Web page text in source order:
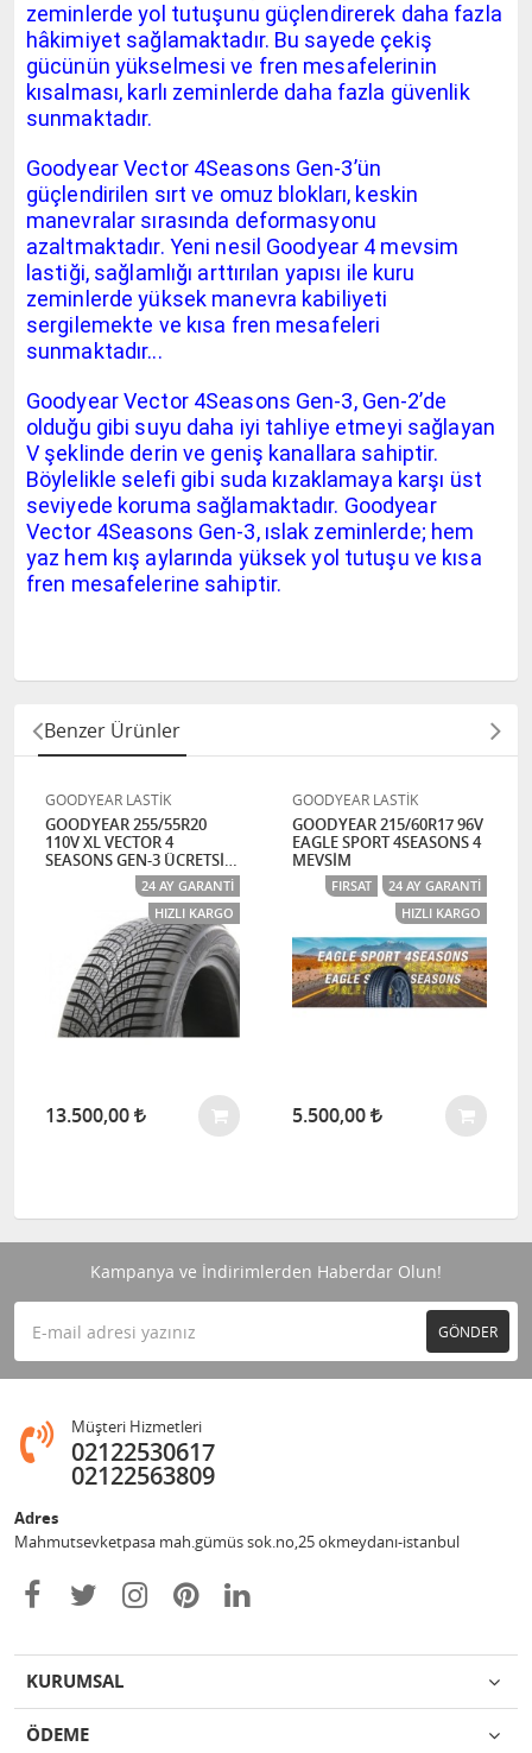
zeminlerde yol tutuşunu güçlendirerek daha fazla
hâkimiyet sağlamaktadır. Bu sayede çekiş
gücünün yükselmesi ve fren mesafelerinin
kısalması, karlı zeminlerde daha fazla güvenlik
sunmaktadır.
Goodyear Vector 4Seasons Gen-3’ün
güçlendirilen sırt ve omuz blokları, keskin
manevralar sırasında deformasyonu
azaltmaktadır. Yeni nesil Goodyear 4 mevsim
lastiği, sağlamlığı arttırılan yapısı ile kuru
zeminlerde yüksek manevra kabiliyeti
sergilemekte ve kısa fren mesafeleri
sunmaktadır...
Goodyear Vector 4Seasons Gen-3, Gen-2’de
olduğu gibi suyu daha iyi tahliye etmeyi sağlayan
V şeklinde derin ve geniş kanallara sahiptir.
Böylelikle selefi gibi suda kızaklamaya karşı üst
seviyede koruma sağlamaktadır. Goodyear
Vector 4Seasons Gen-3, ıslak zeminlerde; hem
yaz hem kış aylarında yüksek yol tutuşu ve kısa
fren mesafelerine sahiptir.
Benzer Ürünler
GOODYEAR LASTİK
GOODYEAR 255/55R20
110V XL VECTOR 4
SEASONS GEN-3 ÜCRETSİZ
24 AY GARANTI
HIZLI KARGO
13.500,00
GOODYEAR LASTİK
GOODYEAR 215/60R17 96V
EAGLE SPORT 4SEASONS 4
MEVSİM
FIRSAT
24 AY GARANTI
HIZLI KARGO
5.500,00
Kampanya ve İndirimlerden Haberdar Olun!
GÖNDER
Müşteri Hizmetleri
02122530617
02122563809
Adres
Mahmutsevketpasa mah.gümüs sok.no,25 okmeydanı-istanbul
KURUMSAL
ÖDEME